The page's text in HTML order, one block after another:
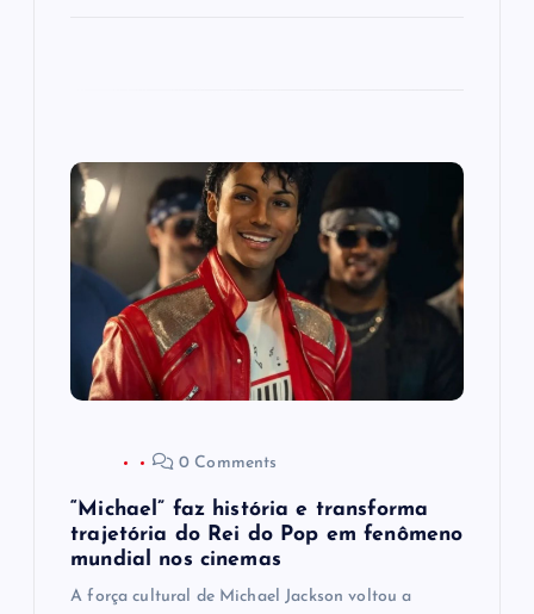
0 Comments
“Michael” faz história e transforma
trajetória do Rei do Pop em fenômeno
mundial nos cinemas
A força cultural de Michael Jackson voltou a